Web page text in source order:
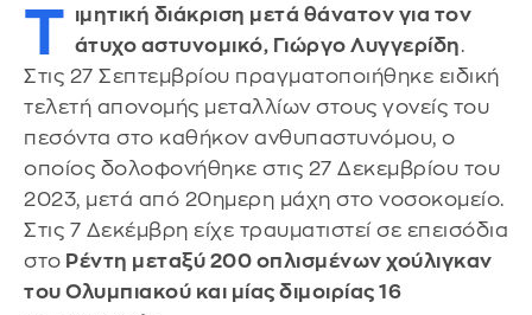
Τ ιμητική διάκριση μετά θάνατον για τον
άτυχο αστυνομικό, Γιώργο Λυγγερίδη.
Στις 27 Σεπτεμβρίου πραγματοποιήθηκε ειδική
τελετή απονομής μεταλλίων στους γονείς του
πεσόντα στο καθήκον ανθυπαστυνόμου, ο
οποίος δολοφονήθηκε στις 27 Δεκεμβρίου του
2023, μετά από 20ημερη μάχη στο νοσοκομείο.
Στις 7 Δεκέμβρη είχε τραυματιστεί σε επεισόδια
στο Ρέντη μεταξύ 200 οπλισμένων χούλιγκαν
του Ολυμπιακού και μίας διμοιρίας 16